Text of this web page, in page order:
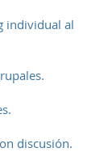
individual al
discusión.